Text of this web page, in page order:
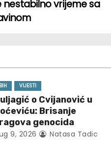
vrijeme sa
BIH VIJESTI
o Cvijanović u
Brisanje
genocida
9, 2026 Natasa Tadic